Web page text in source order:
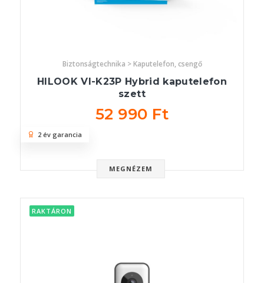
Biztonságtechnika > Kaputelefon, csengő
HILOOK VI-K23P Hybrid kaputelefon
szett
52 990 Ft
MEGNÉZEM
2 év garancia
RAKTÁRON